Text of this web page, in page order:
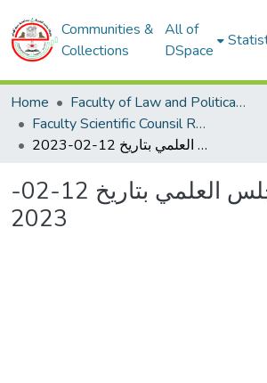
Communities &
Collections
All of
DSpace
Home
Faculty of Law and Political Sciences
Faculty Scientific Counsil Reports - محاضر المجلس العلمي للكلية
محضر المجلس العلمي بتاريخ 12-02-2023
محضر المجلس العلمي بتاريخ 12-02-
2023